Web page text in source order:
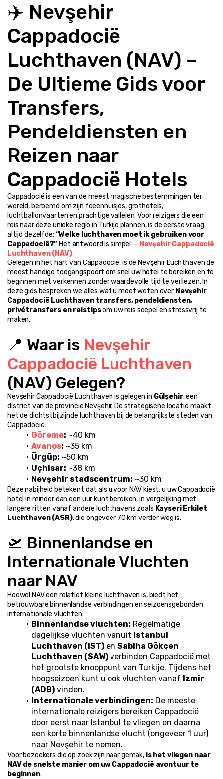
✈️ Nevşehir
Cappadocië
Luchthaven (NAV) –
De Ultieme Gids voor
Transfers,
Pendeldiensten en
Reizen naar
Cappadocië Hotels
Cappadocië is een van de meest magische bestemmingen ter
wereld, beroemd om zijn feeënhuisjes, grothotels,
luchtballonvaarten en prachtige valleien. Voor reizigers die een
reis naar deze unieke regio in Turkije plannen, is de eerste vraag
altijd dezelfde: “Welke luchthaven moet ik gebruiken voor
Cappadocië?” Het antwoord is simpel — Nevşehir Cappadocië
Luchthaven (NAV).
Gelegen in het hart van Cappadocië, is de Nevşehir Luchthaven de
meest handige toegangspoort om snel uw hotel te bereiken en te
beginnen met verkennen zonder waardevolle tijd te verliezen. In
deze gids bespreken we alles wat u moet weten over Nevşehir
Cappadocië Luchthaven transfers, pendeldiensten,
privétransfers en reistips om uw reis soepel en stressvrij te
maken.
📍 Waar is Nevşehir
Cappadocië Luchthaven
(NAV) Gelegen?
Nevşehir Cappadocië Luchthaven is gelegen in Gülşehir, een
district van de provincie Nevşehir. De strategische locatie maakt
het de dichtstbijzijnde luchthaven bij de belangrijkste steden van
Cappadocië:
Göreme: ~40 km
Avanos: ~35 km
Ürgüp: ~50 km
Uçhisar: ~38 km
Nevşehir stadscentrum: ~30 km
Deze nabijheid betekent dat als u voor NAV kiest, u uw Cappadocië
hotel in minder dan een uur kunt bereiken, in vergelijking met
langere ritten vanaf andere luchthavens zoals Kayseri Erkilet
Luchthaven (ASR), die ongeveer 70 km verder weg is.
🛫 Binnenlandse en
Internationale Vluchten
naar NAV
Hoewel NAV een relatief kleine luchthaven is, biedt het
betrouwbare binnenlandse verbindingen en seizoensgebonden
internationale vluchten.
Binnenlandse vluchten: Regelmatige
dagelijkse vluchten vanuit Istanbul
Luchthaven (IST) en Sabiha Gökçen
Luchthaven (SAW) verbinden Cappadocië met
het grootste knooppunt van Turkije. Tijdens het
hoogseizoen kunt u ook vluchten vanaf Izmir
(ADB) vinden.
Internationale verbindingen: De meeste
internationale reizigers bereiken Cappadocië
door eerst naar Istanbul te vliegen en daarna
een korte binnenlandse vlucht (ongeveer 1 uur)
naar Nevşehir te nemen.
Voor bezoekers die op zoek zijn naar gemak, is het vliegen naar
NAV de snelste manier om uw Cappadocië avontuur te
beginnen.